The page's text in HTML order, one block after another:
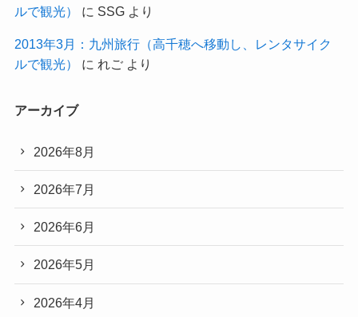
ルで観光）
に SSGより
2013年3月：九州旅行（高千穂へ移動し、レンタサイク
ルで観光）
に れごより
アーカイブ
2026年8月
2026年7月
2026年6月
2026年5月
2026年4月